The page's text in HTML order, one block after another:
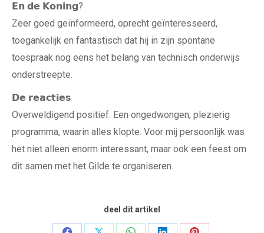
𝗘𝗻 𝗱𝗲 𝗞𝗼𝗻𝗶𝗻𝗴?
Zeer goed geïnformeerd, oprecht geïnteresseerd,
toegankelijk en fantastisch dat hij in zijn spontane
toespraak nog eens het belang van technisch onderwijs
onderstreepte.
𝗗𝗲 𝗿𝗲𝗮𝗰𝘁𝗶𝗲𝘀
Overweldigend positief. Een ongedwongen, plezierig
programma, waarin alles klopte. Voor mij persoonlijk was
het niet alleen enorm interessant, maar ook een feest om
dit samen met het Gilde te organiseren.
deel dit artikel